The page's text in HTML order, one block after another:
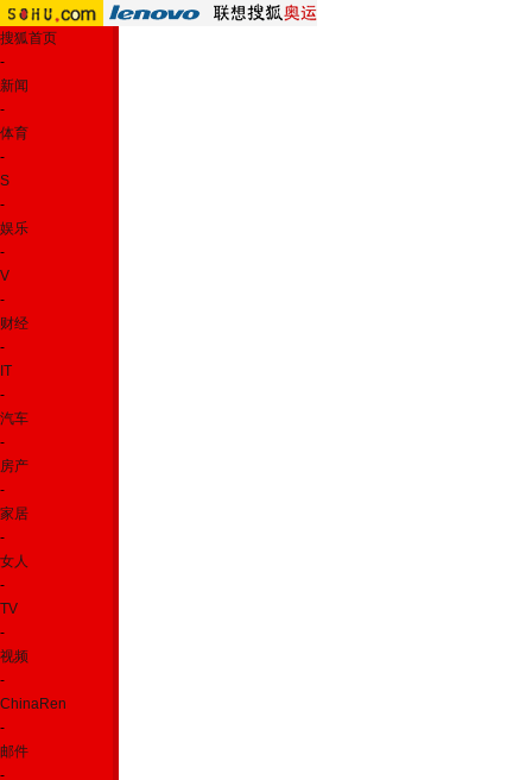
搜狐首页
-
新闻
-
体育
-
S
-
娱乐
-
V
-
财经
-
IT
-
汽车
-
房产
-
家居
-
女人
-
TV
-
视频
-
ChinaRen
-
邮件
-